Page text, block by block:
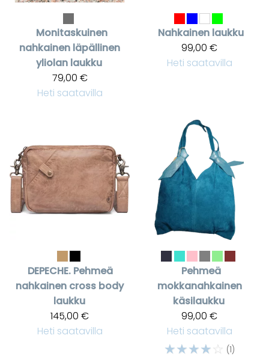
Monitaskuinen
nahkainen läpällinen
yliolan laukku
79,00 €
Heti saatavilla
Nahkainen laukku
99,00 €
Heti saatavilla
DEPECHE. Pehmeä
nahkainen cross body
laukku
145,00 €
Heti saatavilla
Pehmeä
mokkanahkainen
käsilaukku
99,00 €
Heti saatavilla
☆☆☆☆☆ (1)